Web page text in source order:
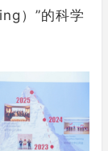
）”的科学